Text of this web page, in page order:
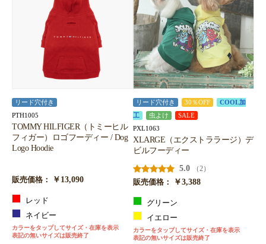
リード穴付き
PTH1005
TOMMY HILFIGER（トミーヒル
フィガー）ロゴフーディー / Dog
Logo Hoodie
販売価格： ￥13,090
レッド
ネイビー
カラーをタップしてサイズ・在庫を表示
表記の無いサイズは販売終了
リード穴付き 30％OFF
COOL加
工
虫よけ SALE
PXL1063
XLARGE（エクストララージ）デ
ビルフーディー
5.0
（2）
販売価格：
￥3,388
グリーン
イエロー
カラーをタップしてサイズ・在庫を表示
表記の無いサイズは販売終了